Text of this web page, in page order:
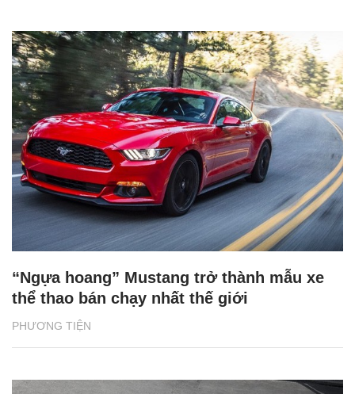
PHƯƠNG TIỆN
“Ngựa hoang” Mustang trở thành mẫu xe
thể thao bán chạy nhất thế giới